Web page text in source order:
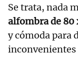
Se trata, nada
alfombra de 80
y cómoda para
inconvenientes